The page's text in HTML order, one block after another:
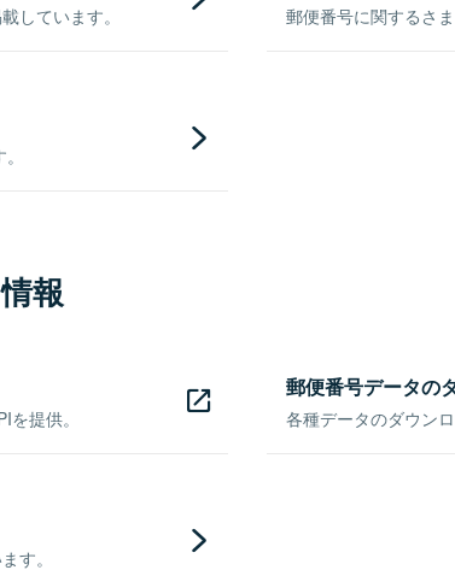
しています。 郵便番号に関するさ
報
提供。
郵便番号データの
各種データのダウン
す。